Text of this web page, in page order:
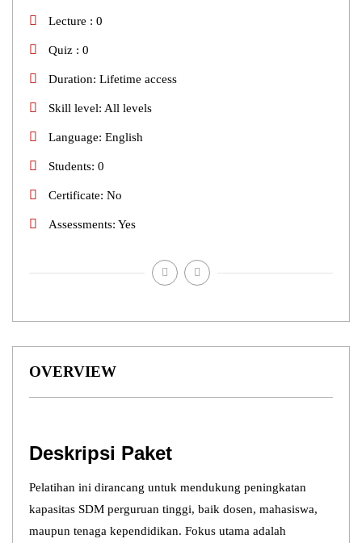
OVERVIEW
Deskripsi Paket
Pelatihan ini dirancang untuk mendukung peningkatan
kapasitas SDM perguruan tinggi, baik dosen, mahasiswa,
maupun tenaga kependidikan. Fokus utama adalah
Lecture 0
Quiz 0
Duration Lifetime access
Skill level All levels
Language English
Students 0
Certificate No
Assessments Yes